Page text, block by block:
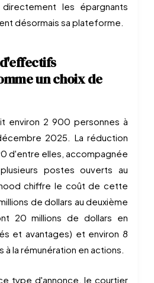
les épargnants
désormais sa plateforme.
un choix de
environ 2 900 personnes à
2025. La réduction
d'entre elles, accompagnée
postes ouverts au
chiffre le coût de cette
de dollars au deuxième
20 millions de dollars en
et avantages) et environ 8
à la rémunération en actions.
type d'annonce, le courtier